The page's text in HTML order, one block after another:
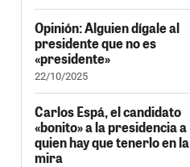
Opinión: Alguien dígale al
presidente que no es
«presidente»
22/10/2025
Carlos Espá, el candidato
«bonito» a la presidencia a
quien hay que tenerlo en la
mira